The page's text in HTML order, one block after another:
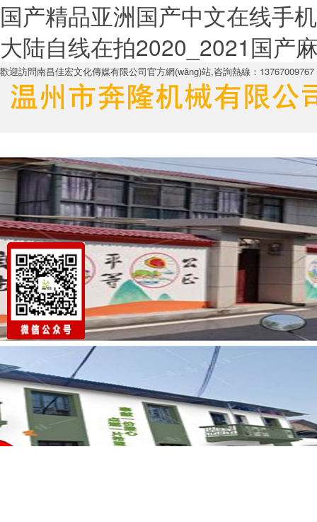
国产精品亚洲国产中文在线手
大陆自线在拍2020_2021国产
歡迎訪問南昌佳宏文化傳媒有限公司官方網(wǎng)站,咨詢熱線：13767009767